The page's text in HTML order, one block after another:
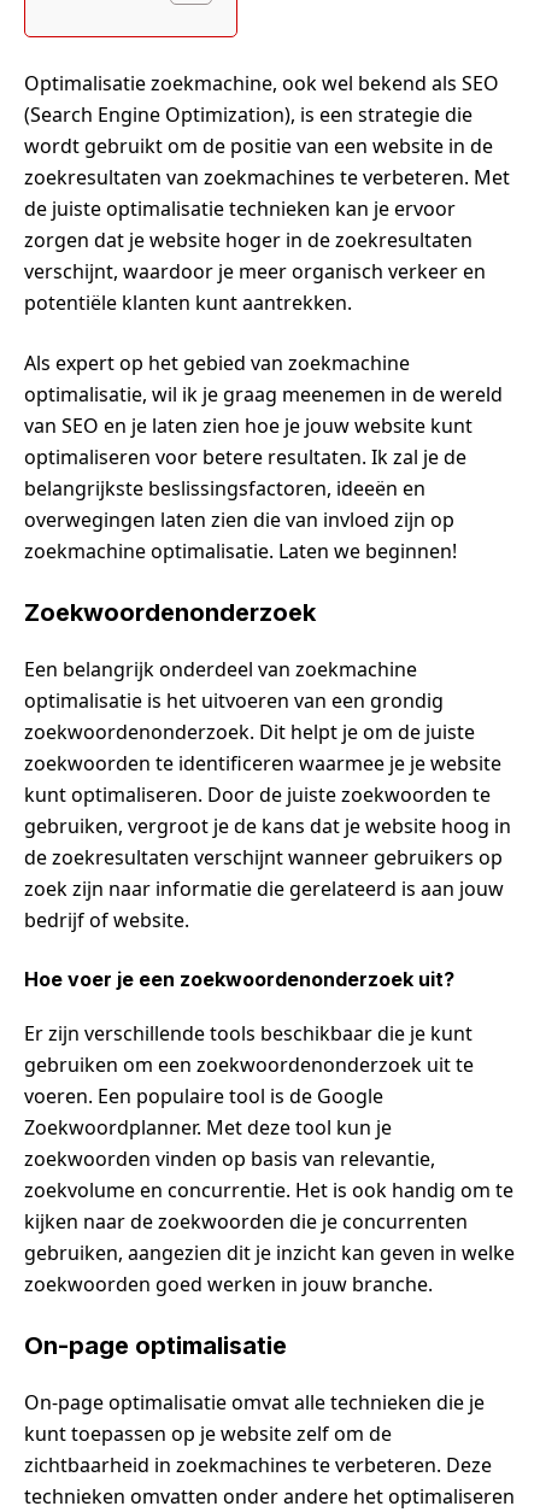
Optimalisatie zoekmachine, ook wel bekend als SEO
(Search Engine Optimization), is een strategie die
wordt gebruikt om de positie van een website in de
zoekresultaten van zoekmachines te verbeteren. Met
de juiste optimalisatie technieken kan je ervoor
zorgen dat je website hoger in de zoekresultaten
verschijnt, waardoor je meer organisch verkeer en
potentiële klanten kunt aantrekken.
Als expert op het gebied van zoekmachine
optimalisatie, wil ik je graag meenemen in de wereld
van SEO en je laten zien hoe je jouw website kunt
optimaliseren voor betere resultaten. Ik zal je de
belangrijkste beslissingsfactoren, ideeën en
overwegingen laten zien die van invloed zijn op
zoekmachine optimalisatie. Laten we beginnen!
Zoekwoordenonderzoek
Een belangrijk onderdeel van zoekmachine
optimalisatie is het uitvoeren van een grondig
zoekwoordenonderzoek. Dit helpt je om de juiste
zoekwoorden te identificeren waarmee je je website
kunt optimaliseren. Door de juiste zoekwoorden te
gebruiken, vergroot je de kans dat je website hoog in
de zoekresultaten verschijnt wanneer gebruikers op
zoek zijn naar informatie die gerelateerd is aan jouw
bedrijf of website.
Hoe voer je een zoekwoordenonderzoek uit?
Er zijn verschillende tools beschikbaar die je kunt
gebruiken om een zoekwoordenonderzoek uit te
voeren. Een populaire tool is de Google
Zoekwoordplanner. Met deze tool kun je
zoekwoorden vinden op basis van relevantie,
zoekvolume en concurrentie. Het is ook handig om te
kijken naar de zoekwoorden die je concurrenten
gebruiken, aangezien dit je inzicht kan geven in welke
zoekwoorden goed werken in jouw branche.
On-page optimalisatie
On-page optimalisatie omvat alle technieken die je
kunt toepassen op je website zelf om de
zichtbaarheid in zoekmachines te verbeteren. Deze
technieken omvatten onder andere het optimaliseren